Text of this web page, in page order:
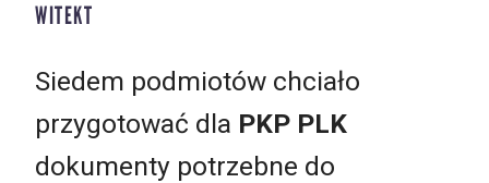
WITEKT
Siedem podmiotów chciało
przygotować dla PKP PLK
dokumenty potrzebne do